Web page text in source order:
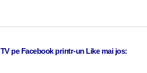
pe Facebook printr-un Like mai jos: